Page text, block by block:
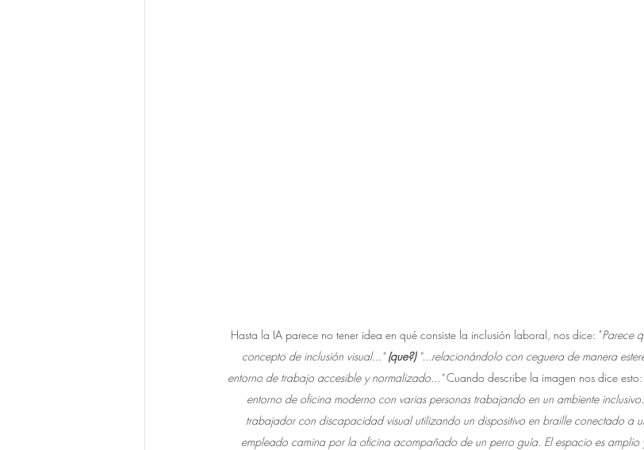
Hasta la IA parece no tener idea en qué consiste la inclusión laboral, nos dice: "Parece
concepto de inclusión visual..." (que?) "...relacionándolo con ceguera de manera
entorno de trabajo accesible y normalizado..." Cuando describe la imagen nos dice esto:
entorno de oficina moderno con varias personas trabajando en un ambiente
trabajador con discapacidad visual utilizando un dispositivo en braille conectado a
empleado camina por la oficina acompañado de un perro guía. El espacio es amplio